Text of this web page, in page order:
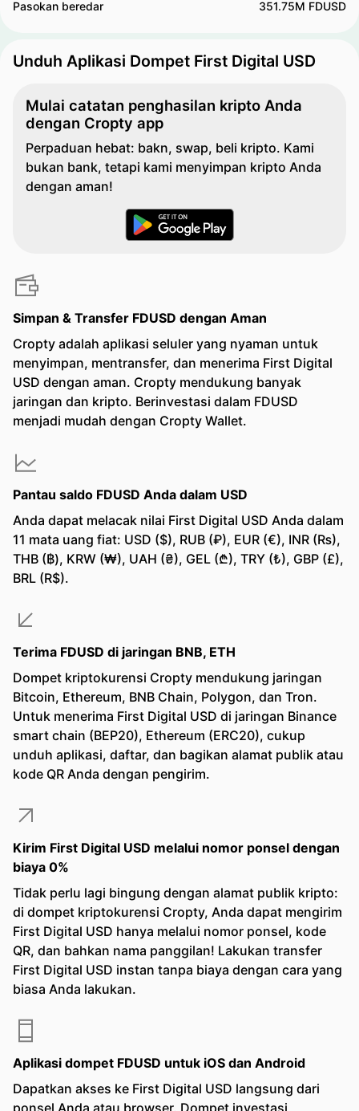
Pasokan beredar 351.75M FDUSD
Unduh Aplikasi Dompet First Digital USD
Mulai catatan penghasilan kripto Anda
dengan Cropty app
Perpaduan hebat: bakn, swap, beli kripto. Kami
bukan bank, tetapi kami menyimpan kripto Anda
dengan aman!
Simpan & Transfer FDUSD dengan Aman
Cropty adalah aplikasi seluler yang nyaman untuk
menyimpan, mentransfer, dan menerima First Digital
USD dengan aman. Cropty mendukung banyak
jaringan dan kripto. Berinvestasi dalam FDUSD
menjadi mudah dengan Cropty Wallet.
Pantau saldo FDUSD Anda dalam USD
Anda dapat melacak nilai First Digital USD Anda dalam
11 mata uang fiat: USD ($), RUB (₽), EUR (€), INR (₨),
THB (฿), KRW (₩), UAH (₴), GEL (₾), TRY (₺), GBP (£),
BRL (R$).
Terima FDUSD di jaringan BNB, ETH
Dompet kriptokurensi Cropty mendukung jaringan
Bitcoin, Ethereum, BNB Chain, Polygon, dan Tron.
Untuk menerima First Digital USD di jaringan Binance
smart chain (BEP20), Ethereum (ERC20), cukup
unduh aplikasi, daftar, dan bagikan alamat publik atau
kode QR Anda dengan pengirim.
Kirim First Digital USD melalui nomor ponsel dengan
biaya 0%
Tidak perlu lagi bingung dengan alamat publik kripto:
di dompet kriptokurensi Cropty, Anda dapat mengirim
First Digital USD hanya melalui nomor ponsel, kode
QR, dan bahkan nama panggilan! Lakukan transfer
First Digital USD instan tanpa biaya dengan cara yang
biasa Anda lakukan.
Aplikasi dompet FDUSD untuk iOS dan Android
Dapatkan akses ke First Digital USD langsung dari
ponsel Anda atau browser. Dompet investasi